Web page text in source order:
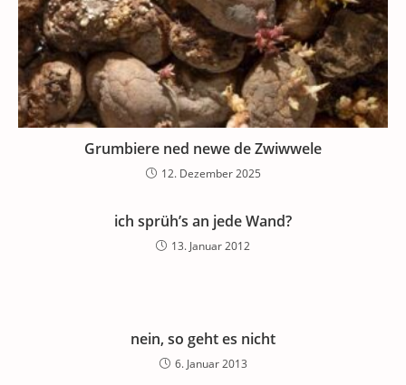
Grumbiere ned newe de Zwiwwele
12. Dezember 2025
ich sprüh’s an jede Wand?
13. Januar 2012
nein, so geht es nicht
6. Januar 2013